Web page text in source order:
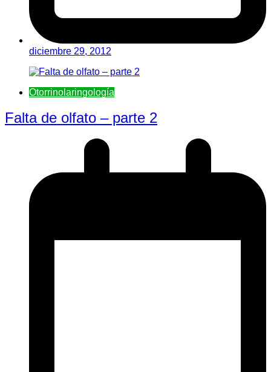
diciembre 29, 2012
Otorrinolaringologí­a
Falta de olfato – parte 2